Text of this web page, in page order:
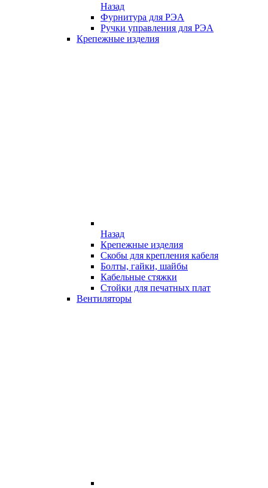
Назад
Фурнитура для РЭА
Ручки управления для РЭА
Крепежные изделия
Назад
Крепежные изделия
Скобы для крепления кабеля
Болты, гайки, шайбы
Кабельные стяжки
Стойки для печатных плат
Вентиляторы